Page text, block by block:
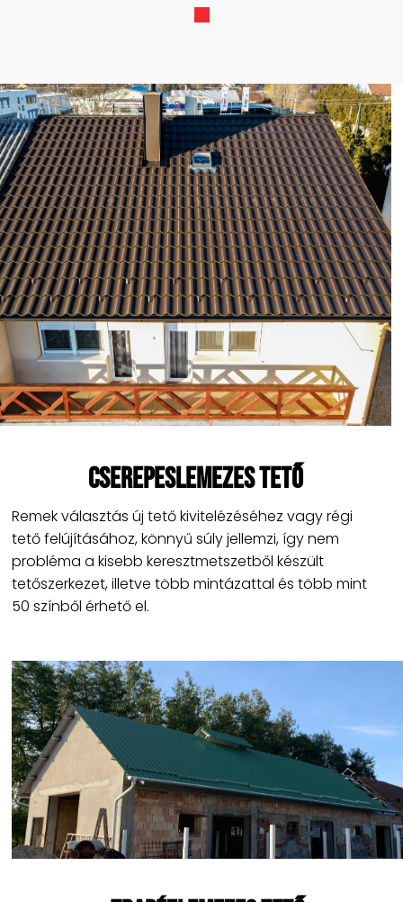
Cserepeslemezes tető​
Remek választás új tető kivitelézéséhez vagy régi
tető felújításához, könnyű súly jellemzi, így nem
probléma a kisebb keresztmetszetből készült
tetőszerkezet, illetve több mintázattal és több mint
50 színből érhető el.​